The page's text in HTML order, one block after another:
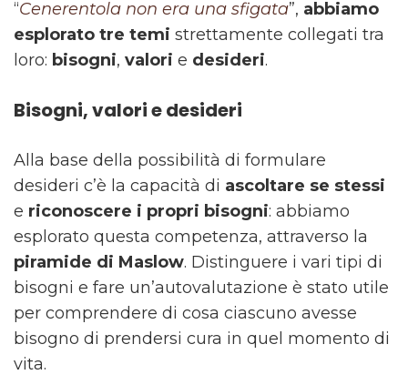
“Cenerentola non era una sfigata”, abbiamo
esplorato tre temi strettamente collegati tra
loro: bisogni, valori e desideri.
Bisogni, valori e desideri
Alla base della possibilità di formulare
desideri c’è la capacità di ascoltare se stessi
e riconoscere i propri bisogni: abbiamo
esplorato questa competenza, attraverso la
piramide di Maslow. Distinguere i vari tipi di
bisogni e fare un’autovalutazione è stato utile
per comprendere di cosa ciascuno avesse
bisogno di prendersi cura in quel momento di
vita.